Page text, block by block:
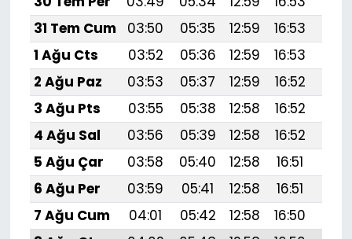
31 Tem Cum
03:50 05:35 12:59 16:53
1 Ağu Cts
03:52 05:36 12:59 16:53
2 Ağu Paz
03:53 05:37 12:59 16:52
3 Ağu Pts
03:55 05:38 12:58 16:52
4 Ağu Sal
03:56 05:39 12:58 16:52
5 Ağu Çar
03:58 05:40 12:58 16:51
6 Ağu Per
03:59 05:41 12:58 16:51
7 Ağu Cum
04:01 05:42 12:58 16:50